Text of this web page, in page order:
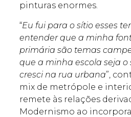
pinturas enormes.
“Eu fui para o sítio esses
entender que a minha
primária são temas
que a minha escola seja o
cresci na rua urbana”,
mix de metrópole e
remete às relações
Modernismo ao